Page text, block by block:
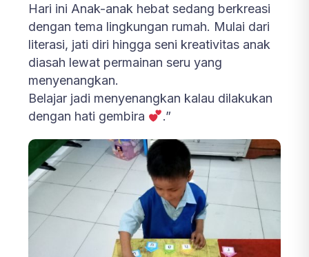
Hari ini Anak-anak hebat sedang berkreasi
dengan tema lingkungan rumah. Mulai dari
literasi, jati diri hingga seni kreativitas anak
diasah lewat permainan seru yang
menyenangkan.
Belajar jadi menyenangkan kalau dilakukan
dengan hati gembira
.”